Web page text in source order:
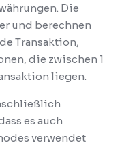
Die
und berechnen
Transaktion,
die zwischen 1
liegen.
es auch
verwendet